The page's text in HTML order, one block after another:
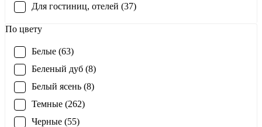
Для гостиниц, отелей (37)
По цвету
Белые (63)
Беленый дуб (8)
Белый ясень (8)
Темные (262)
Черные (55)